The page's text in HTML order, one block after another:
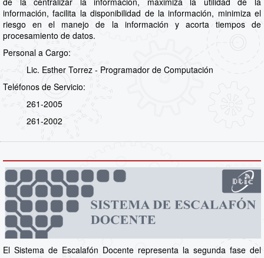
información, facilita la disponibilidad de la información, minimiza el
riesgo en el manejo de la información y acorta tiempos de
procesamiento de datos.
Personal a Cargo:
Lic. Esther Torrez - Programador de Computación
Teléfonos de Servicio:
261-2005
261-2002
El Sistema de Escalafón Docente representa la segunda fase del